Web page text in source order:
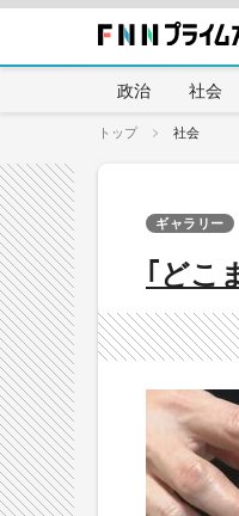
政治 社会
トップ 社会
｢どこ
ギャラリー